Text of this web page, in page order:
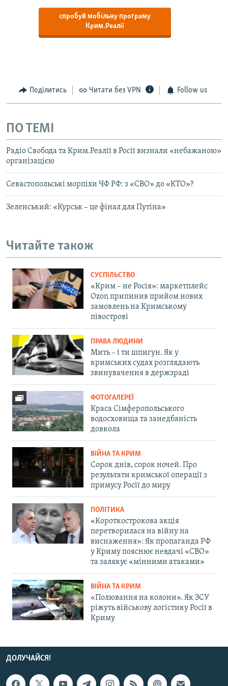
спробуй мобільну програму
Крим.Реалії
Поділитись Читати без VPN Follow us
ПО ТЕМІ
Радіо Свобода та Крим.Реалії в Росії визнали «небажаною»
організацією
Севастопольські морпіхи ЧФ РФ: з «СВО» до «КТО»?
Зеленський: «Курськ – це фінал для Путіна»
Читайте також
СУСПІЛЬСТВО
«Крим – не Росія»: маркетплейс
Ozon припинив прийом нових
замовлень на Кримському
півострові
ПРАВА ЛЮДИНИ
Мить – і ти шпигун. Як у
кримських судах розглядають
звинувачення в держзраді
ФОТОГАЛЕРЕЇ
Краса Сімферопольського
водосховища та занедбаність
довкола
ВІЙНА ТА КРИМ
Сорок днів, сорок ночей. Про
результати кримської операції з
примусу Росії до миру
ПОЛІТИКА
«Короткострокова акція
перетворилася на війну на
виснаження»: Як пропаганда РФ
у Криму пояснює невдачі «СВО»
та залякує «мінними атаками»
ВІЙНА ТА КРИМ
«Полювання на колони». Як ЗСУ
ріжуть військову логістику Росії в
Криму
ДОЛУЧАЙСЯ!